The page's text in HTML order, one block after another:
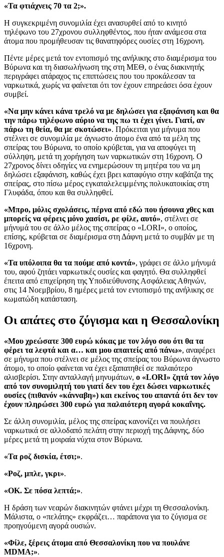
«Τα φτιάχνεις 70 τα 2;».
Η συγκεκριμένη συνομιλία έχει ανασυρθεί από το κινητό
τηλέφωνο του 27χρονου συλληφθέντος, που ήταν ανάμεσα στα
άτομα που προμήθευσαν τις θανατηφόρες ουσίες στη 16χρονη.
Πέντε μέρες μετά τον εντοπισμό της ανήλικης στο διαμέρισμα του
Βύρωνα και τη διασωλήνωση της στη ΜΕΘ, ο ένας διακινητής
περιγράφει ατάραχος τις επιπτώσεις που του προκάλεσαν τα
ναρκωτικά, χωρίς να φαίνεται ότι τον έχουν επηρεάσει όσα έχουν
συμβεί.
«Να μην κάνει κάνα τρελό να με δηλώσει για εξαφάνιση και θα
την πάρω τηλέφωνο αύριο να της πω τι έχει γίνει. Γιατί, αν
πάρω τη θεία, θα με σκοτώσει». Πρόκειται για μήνυμα που
στέλνει σε συνομιλία με άγνωστο άτομο ένα από τα μέλη της
σπείρας του Βύρωνα, το οποίο κρύβεται, για να αποφύγει τη
σύλληψη, μετά τη χορήγηση των ναρκωτικών στη 16χρονη. Ο
27χρονος δίνει οδηγίες να ενημερώσουν τη μητέρα του να μη
δηλώσει εξαφάνιση, καθώς έχει βρει καταφύγιο στην καβάτζα της
σπείρας, στο πίσω μέρος εγκαταλελειμμένης πολυκατοικίας στη
Γλυφάδα, όπου και θα συλληφθεί.
«Μπρο, μόλις σχολάσεις, πέρνα από εδώ που ήσουνα χθες και
μπορείς να φέρεις μόνο χασίσι, ρε φίλε, αυτό», στέλνει σε
μήνυμά του σε άλλο μέλος της σπείρας ο «LORI», ο οποίος,
επίσης, κρύβεται σε διαμέρισμα στη Δάφνη μετά το συμβάν με τη
16χρονη.
«Τα υπόλοιπα θα τα πούμε από κοντά», γράφει σε άλλο μήνυμά
του, αφού ζητάει ναρκωτικές ουσίες και φαγητό. Θα συλληφθεί
έπειτα από επιχείρηση της Υποδιεύθυνσης Ασφάλειας Αθηνών,
στις 14 Νοεμβρίου, 8 ημέρες μετά τον εντοπισμό της ανήλικης σε
κωματώδη κατάσταση.
Οι απάτες στο ζύγισμα και η Θεσσαλονίκη
«Μου χρεώσατε 300 ευρώ κόκας με τον λόγο σου ότι θα τα
φέρει τα λεφτά και α… και μου απαιτείς από πάνω», αναφέρει
σε μήνυμα που στέλνει σε μέλος της σπείρας του Βύρωνα άγνωστο
άτομο, το οποίο φαίνεται να έχει εξαπατηθεί σε παλαιότερο
αλισβερίσι. Στην ανταλλαγή μηνυμάτων, ο «LORI» ζητά τον λόγο
από τον συνομιλητή του γιατί δεν του έχει δώσει ναρκωτικές
ουσίες (πιθανόν «κάνναβη») και εκείνος του απαντά ότι δεν τον
έχουν πληρώσει 300 ευρώ για παλαιότερη αγορά κοκαΐνης.
Σε άλλη συνομιλία, μέλος της σπείρας κανονίζει να πουλήσει
ναρκωτικά σε αλλοδαπό πελάτη στην περιοχή της Δάφνης, δύο
μέρες μετά τη μοιραία νύχτα στον Βύρωνα.
«Τα ροζ δισκία, έτσι;».
«Ροζ, μπλε, γκρι».
«ΟΚ. Σε πόσα λεπτά;».
Η δράση των νεαρών διακινητών φτάνει μέχρι τη Θεσσαλονίκη.
Μάλιστα, ο «πελάτης» εκφράζει… παράπονα για το ζύγισμα σε
προηγούμενη αγορά ουσιών.
«Φίλε, ξέρεις άτομα από Θεσσαλονίκη που να πουλάνε
MDMA;».